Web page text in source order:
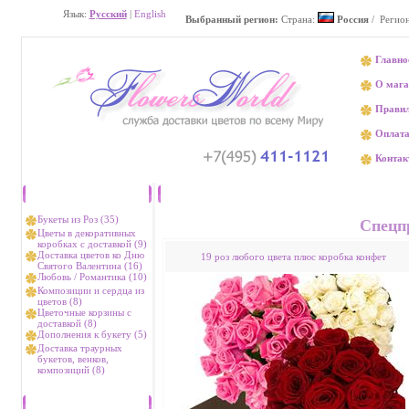
Выбранный регион: Страна: Россия/
Язык: Русский| English
О
Оплата
Букеты из Роз (35)
Цветы в декоративных
коробках с доставкой (9)
Доставка цветов ко Дню
Святого Валентина (16)
Любовь / Романтика (10)
Композиции и сердца из
цветов (8)
Цветочные корзины с
доставкой (8)
Дополнения к букету (5)
Доставка траурных
букетов, венков,
композиций (8)
19 роз любого цвета плюс коробка конфет